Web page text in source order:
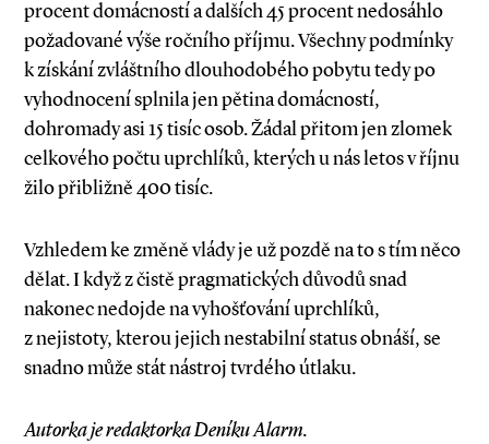
procent domácností a dalších 45 procent nedosáhlo
požadované výše ročního příjmu. Všechny podmínky
k získání zvláštního dlouhodobého pobytu tedy po
vyhodnocení splnila jen pětina domácností,
dohromady asi 15 tisíc osob. Žádal přitom jen zlomek
celkového počtu uprchlíků, kterých u nás letos v říjnu
žilo přibližně 400 tisíc.
Vzhledem ke změně vlády je už pozdě na to s tím něco
dělat. I když z čistě pragmatických důvodů snad
nakonec nedojde na vyhošťování uprchlíků,
z nejistoty, kterou jejich nestabilní status obnáší, se
snadno může stát nástroj tvrdého útlaku.
Autorka je redaktorka Deníku Alarm.